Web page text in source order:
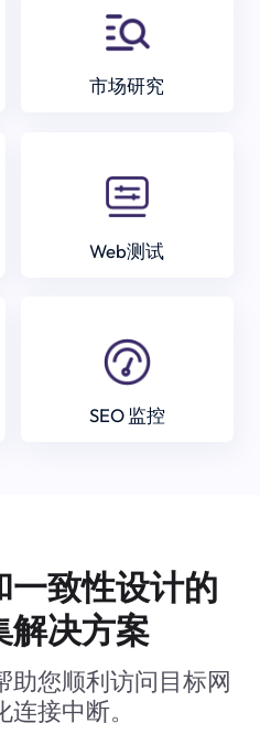
市场研究
Web测试
SEO 监控
一致性设计的
解决方案
助您顺利访问目标网
接中断。